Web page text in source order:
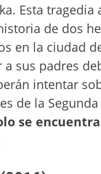
Esta
de dos
en la ciudad
a sus padres
intentar
de la
se